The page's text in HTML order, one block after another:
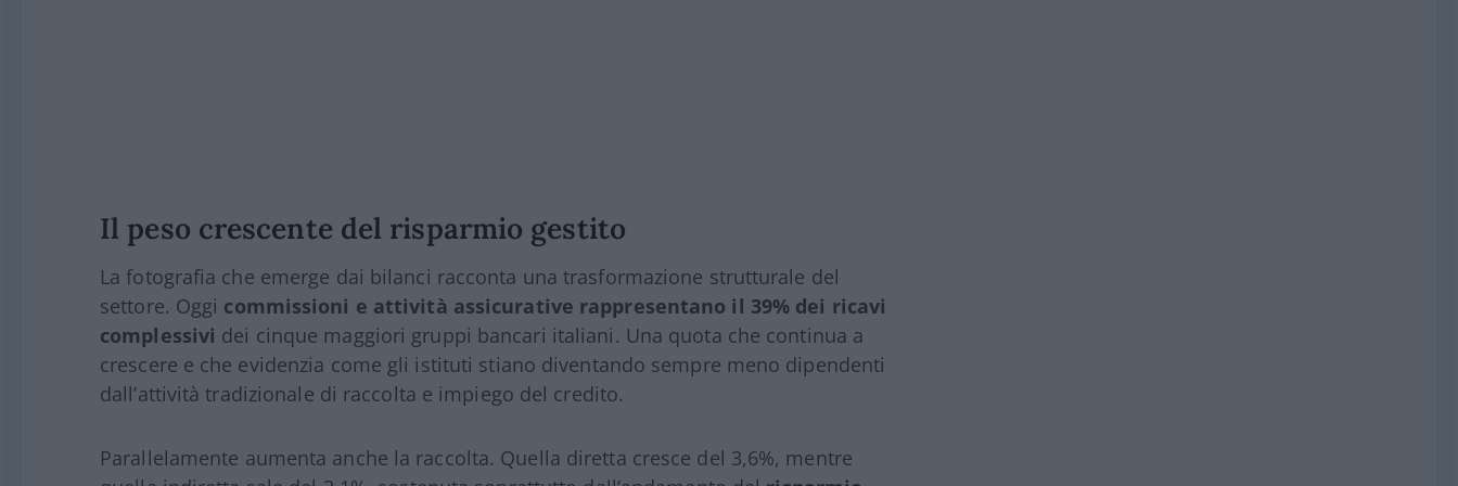
Il peso crescente del risparmio gestito
La fotografia che emerge dai bilanci racconta una trasformazione strutturale del
settore. Oggi commissioni e attività assicurative rappresentano il 39% dei ricavi
complessivi dei cinque maggiori gruppi bancari italiani. Una quota che continua a
crescere e che evidenzia come gli istituti stiano diventando sempre meno dipendenti
dall’attività tradizionale di raccolta e impiego del credito.
Parallelamente aumenta anche la raccolta. Quella diretta cresce del 3,6%, mentre